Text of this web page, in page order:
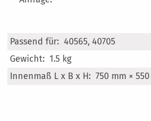
Mehr
Informationen
40565, 40705
1.5 kg
750 mm ×